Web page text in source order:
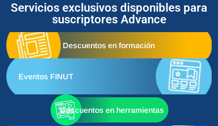
Servicios exclusivos disponibles para
suscriptores Advance
Descuentos en formación
Eventos FINUT
Descuentos en herramientas